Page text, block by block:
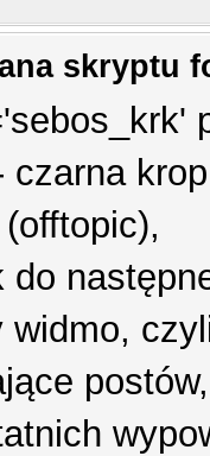
skryptu
czarna
do
widmo,
postów,